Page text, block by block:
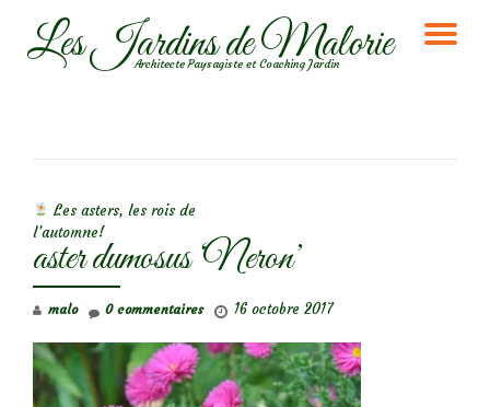
AllerLes Jardins de Malorie
Architecte Paysagiste et Coaching Jardin
Les asters, les rois de
l’automne!
aster dumosus ‘Neron’
malo 16 octobre 2017
0 commentaires